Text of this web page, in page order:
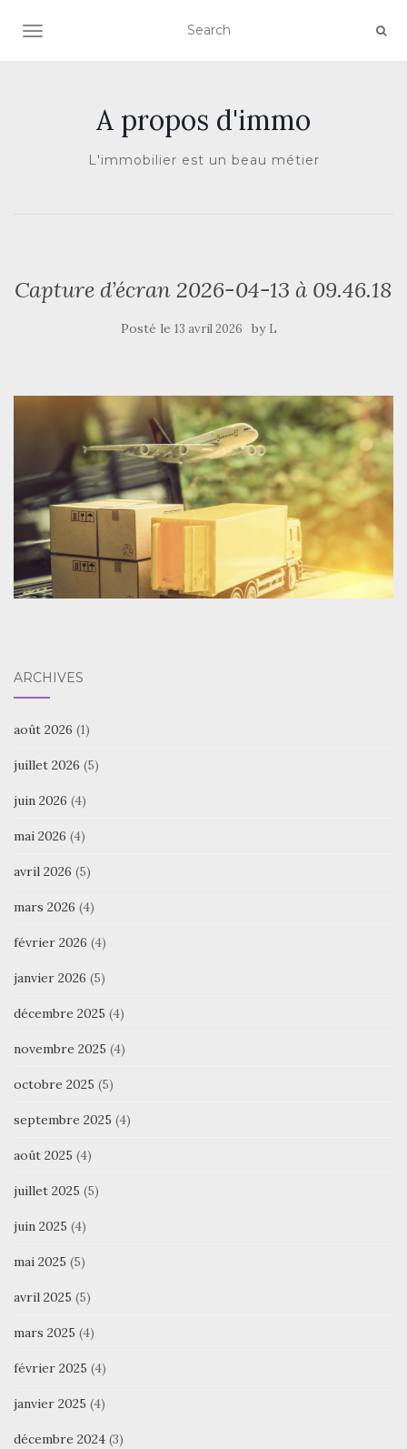
AFFICHER/MASQUER LA NAVIGATION
A propos d'immo
L'immobilier est un beau métier
Capture d’écran 2026-04-13 à 09.46.18
Posté le 13 avril 2026 by L
ARCHIVES
août 2026 (1)
juillet 2026 (5)
juin 2026 (4)
mai 2026 (4)
avril 2026 (5)
mars 2026 (4)
février 2026 (4)
janvier 2026 (5)
décembre 2025 (4)
novembre 2025 (4)
octobre 2025 (5)
septembre 2025 (4)
août 2025 (4)
juillet 2025 (5)
juin 2025 (4)
mai 2025 (5)
avril 2025 (5)
mars 2025 (4)
février 2025 (4)
janvier 2025 (4)
décembre 2024 (3)